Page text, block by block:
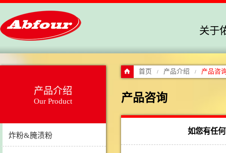
关于
首页 / 产品介绍 / 产品咨
产品咨询
如您有任
产品介绍
Our Product
炸粉&腌渍粉